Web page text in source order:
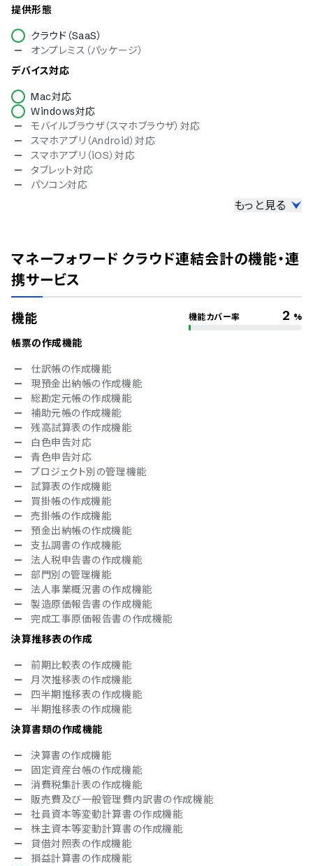
提供形態
クラウド（SaaS）
オンプレミス（パッケージ）
デバイス対応
Mac対応
Windows対応
モバイルブラウザ（スマホブラウザ）対応
スマホアプリ（Android）対応
スマホアプリ（iOS）対応
タブレット対応
パソコン対応
冗長化
通信の暗号化
IP制限
シングルサインオン
ISO 9001（品質マネジメント）
ISO/IEC 27017（クラウドサービスセキュリティ）
操作履歴の自動保存
バックアップ機能
権限管理機能
対応言語
英語
中国語
デンマーク語
オランダ語
フィンランド語
フランス語
ドイツ語
イタリア語
韓国語
ノルウェー語
ポルトガル語
ロシア語
スウェーデン語
タイ語
アラビア語
インドネシア語
ブルガリア語
ヘブライ語
ヒンディー語
ハンガリー語
ポーランド語
トルコ語
ベトナム語
ミャンマー語
日本語
IT導入補助金
もっと見る
マネーフォワード クラウド連結会計の機能・連
携サービス
機能 機能カバー率 2 %
帳票の作成機能
仕訳帳の作成機能
現預金出納帳の作成機能
総勘定元帳の作成機能
補助元帳の作成機能
残高試算表の作成機能
白色申告対応
青色申告対応
プロジェクト別の管理機能
試算表の作成機能
買掛帳の作成機能
売掛帳の作成機能
預金出納帳の作成機能
支払調書の作成機能
法人税申告書の作成機能
部門別の管理機能
法人事業概況書の作成機能
製造原価報告書の作成機能
完成工事原価報告書の作成機能
決算推移表の作成
前期比較表の作成機能
月次推移表の作成機能
四半期推移表の作成機能
半期推移表の作成機能
決算書類の作成機能
決算書の作成機能
固定資産台帳の作成機能
消費税集計表の作成機能
販売費及び一般管理費内訳書の作成機能
社員資本等変動計算書の作成機能
株主資本等変動計算書の作成機能
貸借対照表の作成機能
損益計算書の作成機能